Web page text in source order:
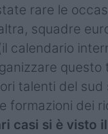
rare le
squadre
calendario
questo
talenti del sud
formazioni dei
casi si è visto